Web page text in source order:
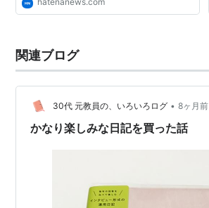
関連ブログ
30代 元教員の、いろいろログ • 8ヶ月前
かなり楽しみな日記を買った話